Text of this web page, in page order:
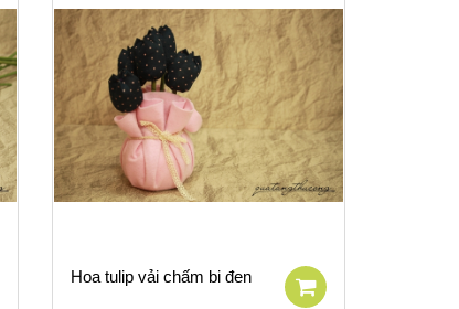
Hoa tulip vải chấm bi đen